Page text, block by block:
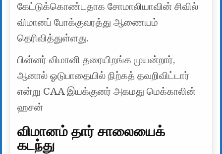
கேட்டுக்கொண்டதாக சோமாலியாவின் சிவில்
விமானப் போக்குவரத்து ஆணையம்
தெரிவித்துள்ளது.
பின்னர் விமானி தரையிறங்க முயன்றார்,
ஆனால் ஓடுபாதையில் நிற்கத் தவறிவிட்டார்
என்று CAA இயக்குனர் அகமது மெக்காலின்
ஹசன்
விமானம் தார் சாலையைக்
கடந்து